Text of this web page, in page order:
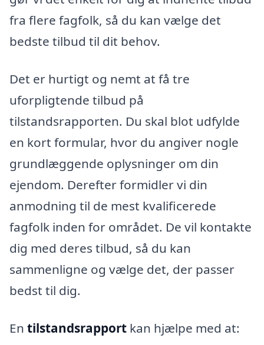
fra flere fagfolk, så du kan vælge det
bedste tilbud til dit behov.
Det er hurtigt og nemt at få tre
uforpligtende tilbud på
tilstandsrapporten. Du skal blot udfylde
en kort formular, hvor du angiver nogle
grundlæggende oplysninger om din
ejendom. Derefter formidler vi din
anmodning til de mest kvalificerede
fagfolk inden for området. De vil kontakte
dig med deres tilbud, så du kan
sammenligne og vælge det, der passer
bedst til dig.
En tilstandsrapport kan hjælpe med at: